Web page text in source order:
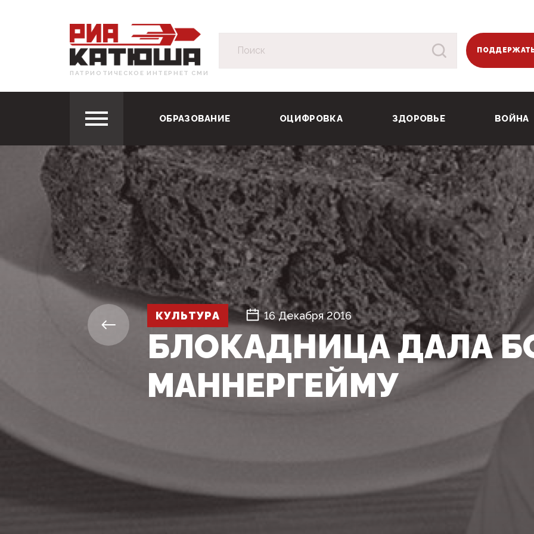
ПАТРИОТИЧЕСКОЕ ИНТЕРНЕТ СМИ
ОБРАЗОВАНИЕ ОЦИФРОВКА ЗДОРОВЬЕ ВОЙНА
КУЛЬТУРА 16 Декабря 2016
БЛОКАДНИЦА ДАЛА
МАННЕРГЕЙМУ